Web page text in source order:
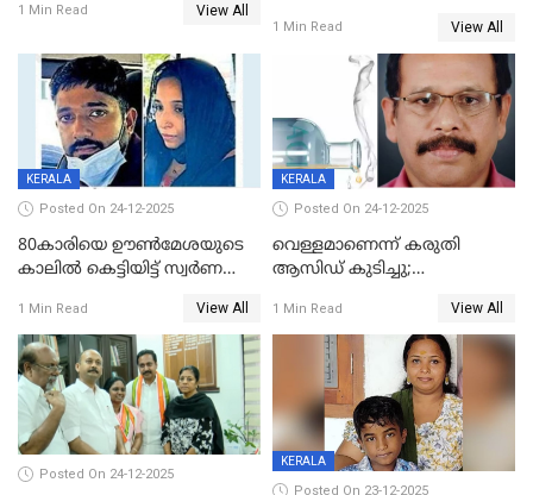
1 Min Read View All
ഗർഭിണിയായ യുവതിക്ക് ക്രൂര
1 Min Read View All
KERALA
Posted On 24-12-2025
80കാരിയെ ഊൺമേശയുടെ
കാലിൽ കെട്ടിയിട്ട് സ്വർണവും
കൊച്ചുമകനും സുഹൃത്തും
അറസ്റ്റിൽ
1 Min Read View All
KERALA
Posted On 24-12-2025
വെള്ളമാണെന്ന് കരുതി
ആസിഡ് കുടിച്ചു;
മരിച്ചു
1 Min Read View All
Posted On 24-12-2025
KERALA
Posted On 23-12-2025